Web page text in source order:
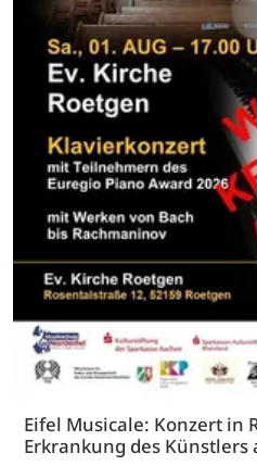
Eifel Musicale: Konzert in
Erkrankung des Künstlers